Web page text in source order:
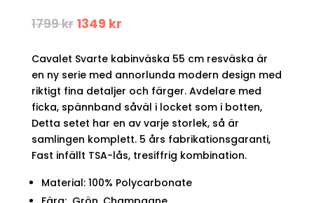
1799kr Det
var:
1799 kr.
1349 krDet
är:
1349 kr.
Cavalet Svarte kabinväska 55 cm resväska är
en ny serie med annorlunda modern design med
riktigt fina detaljer och färger. Avdelare med
ficka, spännband såväl i locket som i botten,
Detta setet har en av varje storlek, så är
samlingen komplett. 5 års fabrikationsgaranti,
Fast infällt TSA-lås, tresiffrig kombination.
Material: 100% Polycarbonate